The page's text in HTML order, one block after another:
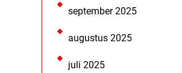
september 2025
augustus 2025
juli 2025